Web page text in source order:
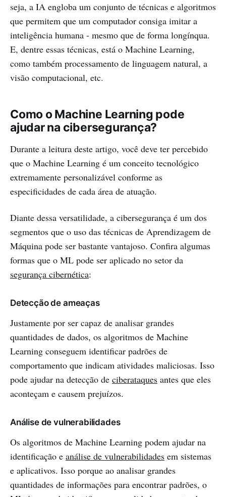
seja, a IA engloba um conjunto de técnicas e algoritmos
que permitem que um computador consiga imitar a
inteligência humana - mesmo que de forma longínqua.
E, dentre essas técnicas, está o Machine Learning,
como também processamento de linguagem natural, a
visão computacional, etc.
Como o Machine Learning pode
ajudar na cibersegurança?
Durante a leitura deste artigo, você deve ter percebido
que o Machine Learning é um conceito tecnológico
extremamente personalizável conforme as
especificidades de cada área de atuação.
Diante dessa versatilidade, a cibersegurança é um dos
segmentos que o uso das técnicas de Aprendizagem de
Máquina pode ser bastante vantajoso. Confira algumas
formas que o ML pode ser aplicado no setor da
segurança cibernética:
Detecção de ameaças
Justamente por ser capaz de analisar grandes
quantidades de dados, os algoritmos de Machine
Learning conseguem identificar padrões de
comportamento que indicam atividades maliciosas. Isso
pode ajudar na detecção de ciberataques antes que eles
aconteçam e causem prejuízos.
Análise de vulnerabilidades
Os algoritmos de Machine Learning podem ajudar na
identificação e análise de vulnerabilidades em sistemas
e aplicativos. Isso porque ao analisar grandes
quantidades de informações para encontrar padrões, o